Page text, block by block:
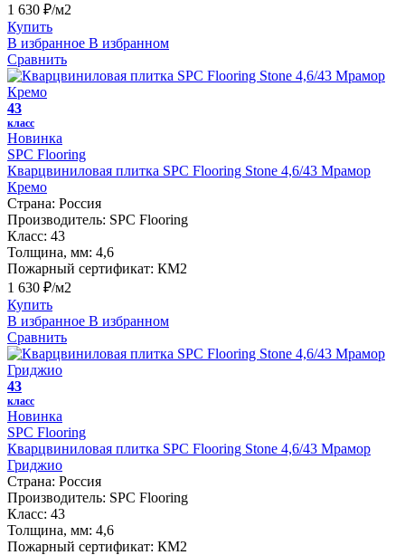
1 630 ₽/м2
Купить
В избранное В избранном
Сравнить
43
класс
Новинка
SPC Flooring
Кварцвиниловая плитка SPC Flooring Stone 4,6/43 Мрамор
Кремо
Страна: Россия
Производитель: SPC Flooring
Класс: 43
Толщина, мм: 4,6
Пожарный сертификат: КМ2
1 630 ₽/м2
Купить
В избранное В избранном
Сравнить
43
класс
Новинка
SPC Flooring
Кварцвиниловая плитка SPC Flooring Stone 4,6/43 Мрамор
Гриджио
Страна: Россия
Производитель: SPC Flooring
Класс: 43
Толщина, мм: 4,6
Пожарный сертификат: КМ2